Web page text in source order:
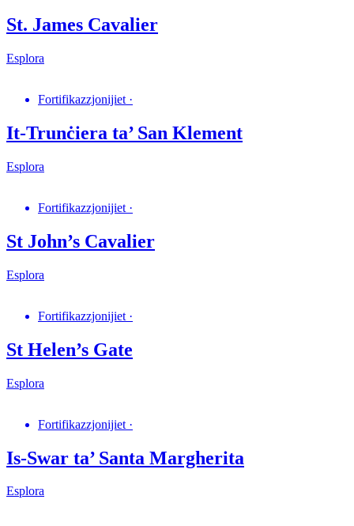
St. James Cavalier
Esplora
Fortifikazzjonijiet ·
It-Trunċiera ta’ San Klement
Esplora
Fortifikazzjonijiet ·
St John’s Cavalier
Esplora
Fortifikazzjonijiet ·
St Helen’s Gate
Esplora
Fortifikazzjonijiet ·
Is-Swar ta’ Santa Margherita
Esplora